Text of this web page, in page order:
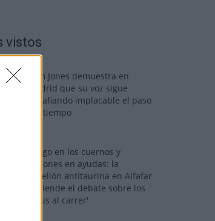
vistos
Tom Jones demuestra en
Madrid que su voz sigue
desafiando implacable el paso
del tiempo
Fuego en los cuernos y
millones en ayudas: la
rebelión antitaurina en Alfafar
enciende el debate sobre los
'bous al carrer'